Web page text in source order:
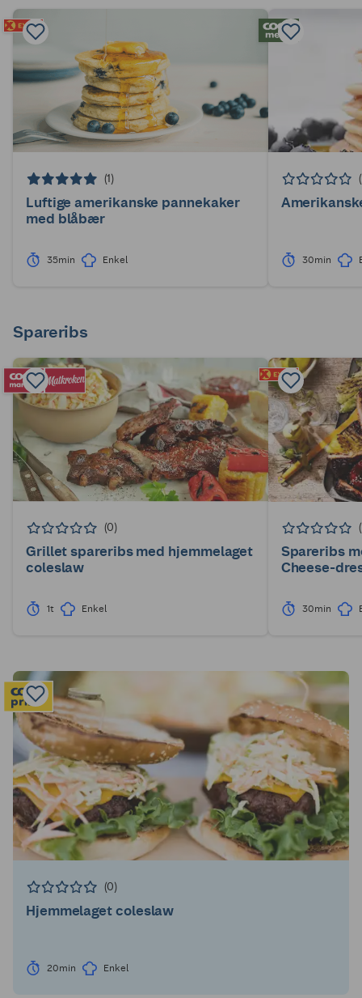
(1)
Luftige amerikanske pannekaker
med blåbær
35min Enkel 30min
Spareribs
(0)
Grillet spareribs med hjemmelaget
coleslaw
1t Enkel
Spareribs
Cheese-
30min
(0)
Hjemmelaget coleslaw
20min Enkel